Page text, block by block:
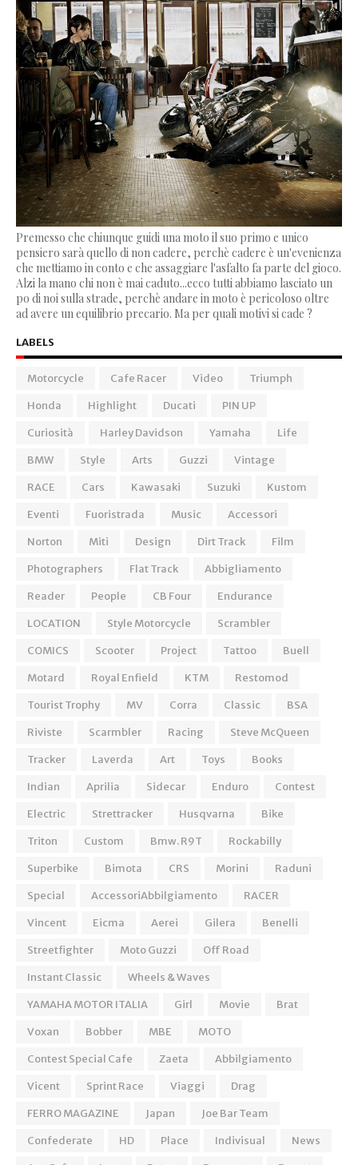
Premesso che chiunque guidi una moto il suo primo e unico
pensiero sarà quello di non cadere, perchè cadere è un'evenienza
che mettiamo in conto e che assaggiare l'asfalto fa parte del gioco.
Alzi la mano chi non è mai caduto...ecco tutti abbiamo lasciato un
po di noi sulla strade, perchè andare in moto è pericoloso oltre
ad avere un equilibrio precario. Ma per quali motivi si cade ?
LABELS
Motorcycle Cafe Racer Video
Triumph
Honda
Highlight Ducati
PIN UP
Curiosità
Harley Davidson Yamaha
Life
BMW
Style Arts Guzzi
Vintage
RACE
Cars Kawasaki Suzuki
Kustom
Eventi
Fuoristrada Music
Accessori
Norton
Miti Design Dirt Track
Film
Photographers
Flat Track
Abbigliamento
Reader
People CB Four
Endurance
LOCATION
Style Motorcycle
Scrambler
COMICS
Scooter Project Tattoo
Buell
Motard
Royal Enfield KTM
Restomod
Tourist Trophy
MV Corra Classic
BSA
Riviste
Scarmbler Racing
Steve McQueen
Tracker
Laverda Art Toys
Books
Indian
Aprilia Sidecar Enduro
Contest
Electric
Strettracker Husqvarna
Bike
Triton
Custom Bmw. R9T
Rockabilly
Superbike
Bimota CRS Morini
Raduni
Special
AccessoriAbbilgiamento
RACER
Vincent
Eicma Aerei Gilera
Benelli
Streetfighter
Moto Guzzi
Off Road
Instant Classic
Wheels & Waves
YAMAHA MOTOR ITALIA
Girl Movie
Brat
Voxan
Bobber MBE
MOTO
Contest Special Cafe
Zaeta
Abbilgiamento
Vicent
Sprint Race Viaggi
Drag
FERRO MAGAZINE
Japan
Joe Bar Team
Confederate
HD Place Indivisual
News